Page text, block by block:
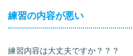
練習の内容が悪い
練習内容は大丈夫ですか？？？